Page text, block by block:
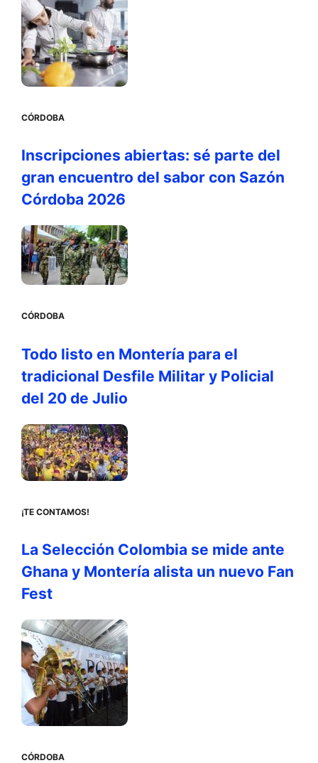
CÓRDOBA
Inscripciones abiertas: sé parte del
gran encuentro del sabor con Sazón
Córdoba 2026
CÓRDOBA
Todo listo en Montería para el
tradicional Desfile Militar y Policial
del 20 de Julio
¡TE CONTAMOS!
La Selección Colombia se mide ante
Ghana y Montería alista un nuevo Fan
Fest
CÓRDOBA